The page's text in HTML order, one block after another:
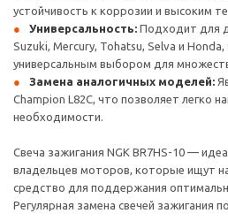
устойчивость к коррозии и высоким
Универсальность: Подходит для
Suzuki, Mercury, Tohatsu, Selva и
универсальным выбором для
Замена аналогичных моделей:
Champion L82C, что позволяет легко
необходимости.
Свеча зажигания NGK BR7HS-10 —
владельцев моторов, которые ищут
средство для поддержания
Регулярная замена свечей зажигания